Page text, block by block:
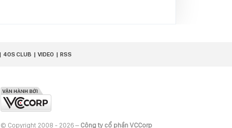
40S CLUB VIDEO RSS
© Copyright 2008 - 2026 – Công ty cổ phần VCCorp